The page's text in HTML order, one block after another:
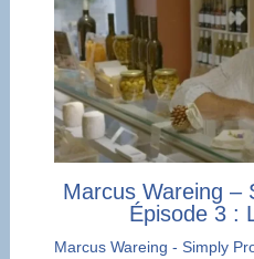
Marcus Wareing –
Épisode 3 :
Marcus Wareing - Simply